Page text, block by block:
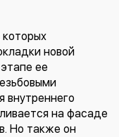
новой
ее
внутреннего
на фасаде
Но также он